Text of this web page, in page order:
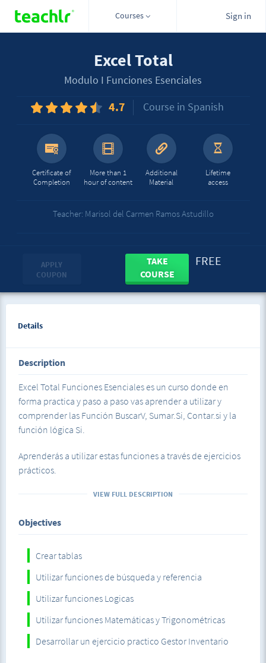
Courses Sign in
Excel Total
Modulo I Funciones Esenciales
4.7 Course in Spanish
Certificate of
Completion
More than 1
hour of content
Additional
Material
Lifetime
access
Teacher: Marisol del Carmen Ramos Astudillo
APPLY
COUPON
TAKE
COURSE
FREE
Details
Description
Excel Total Funciones Esenciales es un curso donde en
forma practica y paso a paso vas aprender a utilizar y
comprender las Función BuscarV, Sumar.Si, Contar.si y la
función lógica Si.
Aprenderás a utilizar estas funciones a través de ejercicios
prácticos.
Ademas vas aprender a crear tablas a utilizarlas de forma
También vamos a desarrollar un ejercicio practico un
Gestor Inventario que tu puedes modificar según tus
necesidades.
Lo mas importante compartiré contigo material de apoyo.
VIEW FULL DESCRIPTION
Objectives
Crear tablas
Utilizar funciones de búsqueda y referencia
Utilizar funciones Logicas
Utilizar funciones Matemáticas y Trigonométricas
Desarrollar un ejercicio practico Gestor Inventario